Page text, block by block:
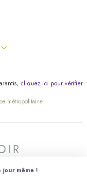
jour même !
cliquez ici pour vérifier
métropolitaine